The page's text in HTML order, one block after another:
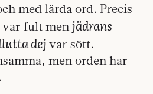
med lärda ord. Precis
fult men jädrans
dejvar sött.
men orden har